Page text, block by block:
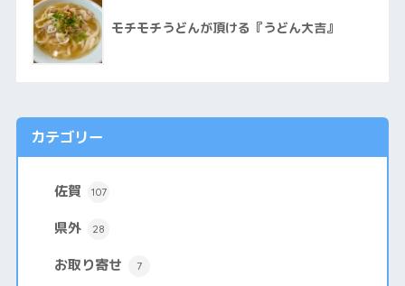
モチモチうどんが頂ける『うどん大吉』
カテゴリー
佐賀 107
県外 28
お取り寄せ 7